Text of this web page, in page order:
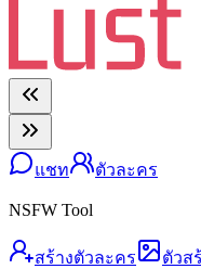
แชท ตัวละคร
NSFW Tool
สร้างตัวละคร ตัวส